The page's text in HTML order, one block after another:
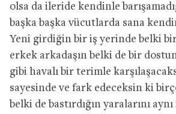
olsa da ileride kendinle
başka başka vücutlarda sana
Yeni girdiğin bir iş yerinde belki
erkek arkadaşın belki de bir
gibi havalı bir terimle
sayesinde ve fark edeceksin ki
belki de bastırdığın yaralarını